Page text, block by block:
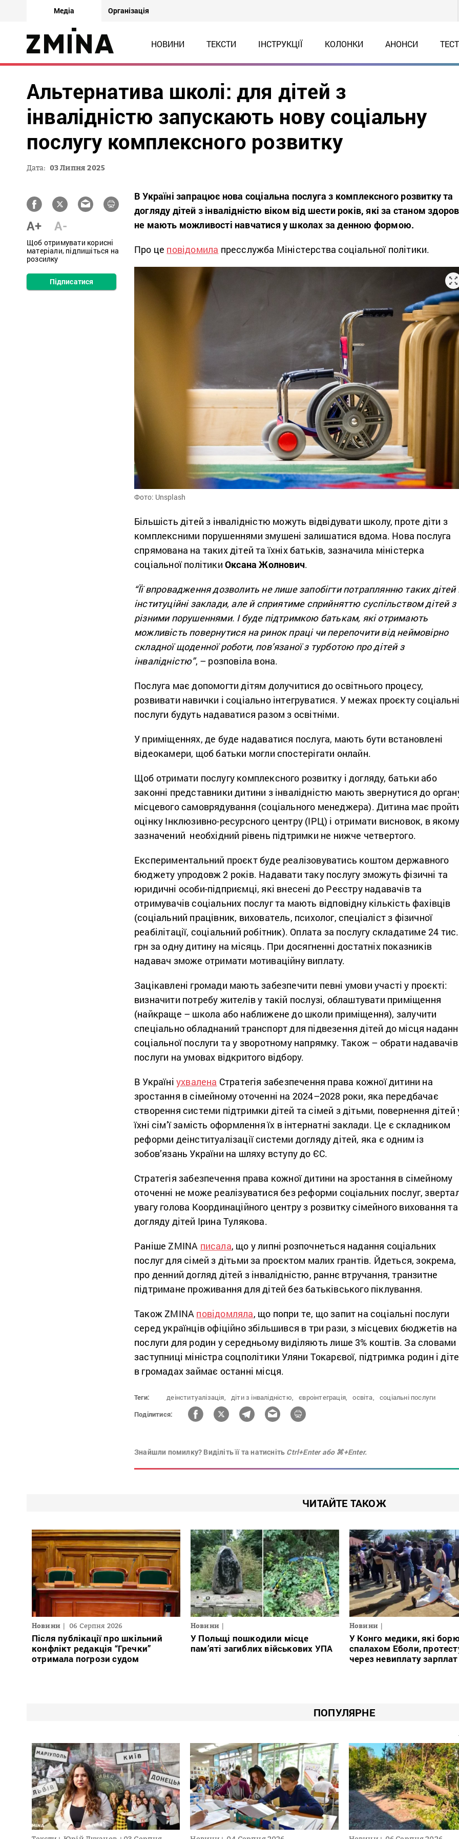
Медіа Організація
НОВИНИ ТЕКСТИ ІНСТРУКЦІЇ КОЛОНКИ АНОНСИ
Альтернатива школі: для дітей з
інвалідністю запускають нову соціальну
послугу комплексного розвитку
Дата: 03 Липня 2025
A+ A-
Щоб отримувати корисні
матеріали, підпишіться на
розсилку
Підписатися
В Україні запрацює нова соціальна послуга з комплексного розвитку та
догляду дітей з інвалідністю віком від шести років, які за станом
не мають можливості навчатися у школах за денною формою.
Про це повідомила пресслужба Міністерства соціальної політики.
Фото: Unsplash
Більшість дітей з інвалідністю можуть відвідувати школу, проте діти з
комплексними порушеннями змушені залишатися вдома. Нова послуга
спрямована на таких дітей та їхніх батьків, зазначила міністерка
соціальної політики Оксана Жолнович.
“Її впровадження дозволить не лише запобігти потраплянню таких дітей
інституційні заклади, але й сприятиме сприйняттю суспільством дітей з
різними порушеннями. І буде підтримкою батькам, які отримають
можливість повернутися на ринок праці чи перепочити від неймовірно
складної щоденної роботи, пов’язаної з турботою про дітей з
інвалідністю”, – розповіла вона.
Послуга має допомогти дітям долучитися до освітнього процесу,
розвивати навички і соціально інтегруватися. У межах проєкту
послуги будуть надаватися разом з освітніми.
У приміщеннях, де буде надаватися послуга, мають бути встановлені
відеокамери, щоб батьки могли спостерігати онлайн.
Щоб отримати послугу комплексного розвитку і догляду, батьки або
законні представники дитини з інвалідністю мають звернутися до
місцевого самоврядування (соціального менеджера). Дитина має
оцінку Інклюзивно-ресурсного центру (ІРЦ) і отримати висновок, в
зазначений необхідний рівень підтримки не нижче четвертого.
Експериментальний проєкт буде реалізовуватись коштом державного
бюджету упродовж 2 років. Надавати таку послугу зможуть фізичні та
юридичні особи-підприємці, які внесені до Реєстру надавачів та
отримувачів соціальних послуг та мають відповідну кількість фахівців
(соціальний працівник, вихователь, психолог, спеціаліст з фізичної
реабілітації, соціальний робітник). Оплата за послугу складатиме 24 тис.
грн за одну дитину на місяць. При досягненні достатніх показників
надавач зможе отримати мотиваційну виплату.
Зацікавлені громади мають забезпечити певні умови участі у проєкті:
визначити потребу жителів у такій послузі, облаштувати приміщення
(найкраще – школа або наближене до школи приміщення), залучити
спеціально обладнаний транспорт для підвезення дітей до місця
соціальної послуги та у зворотному напрямку. Також – обрати надавачів
послуги на умовах відкритого відбору.
В Україні ухвалена Стратегія забезпечення права кожної дитини на
зростання в сімейному оточенні на 2024–2028 роки, яка передбачає
створення системи підтримки дітей та сімей з дітьми, повернення дітей
їхні сім’ї замість оформлення їх в інтернатні заклади. Це є складником
реформи деінституалізації системи догляду дітей, яка є одним із
зобов’язань України на шляху вступу до ЄС.
Стратегія забезпечення права кожної дитини на зростання в сімейному
оточенні не може реалізуватися без реформи соціальних послуг,
увагу голова Координаційного центру з розвитку сімейного виховання та
догляду дітей Ірина Тулякова.
Раніше ZMINA писала, що у липні розпочнеться надання соціальних
послуг для сімей з дітьми за проєктом малих грантів. Йдеться, зокрема,
про денний догляд дітей з інвалідністю, раннє втручання, транзитне
підтримане проживання для дітей без батьківського піклування.
Також ZMINA повідомляла, що попри те, що запит на соціальні послуги
серед українців офіційно збільшився в три рази, з місцевих бюджетів на
послуги для родин у середньому виділяють лише 3% коштів. За словами
заступниці міністра соцполітики Уляни Токарєвої, підтримка родин і
в громадах займає останні місця.
Теги: деінституалізація, діти з інвалідністю, євроінтеграція, освіта,
соціальні послуги
Поділитися:
Знайшли помилку? Виділіть її та натисніть Ctrl+Enter або ⌘+Enter.
ЧИТАЙТЕ ТАКОЖ
Новини 06 Серпня 2026
Після публікації про шкільний
конфлікт редакція “Гречки”
отримала погрози судом
Новини
У Польщі пошкодили місце
пам’яті загиблих військових УПА
Новини
У Конго медики, які
спалахом Еболи,
через невиплату зарплат
ПОПУЛЯРНЕ